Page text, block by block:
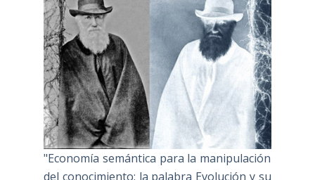
"Economía semántica para la manipulación
del conocimiento: la palabra Evolución y su